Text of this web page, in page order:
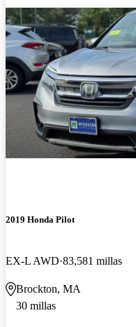
2019 Honda Pilot
EX-L AWD 83,581 millas
Brockton, MA
30 millas